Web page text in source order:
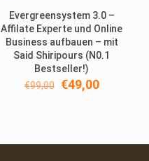
Evergreensystem 3.0 –
Affilate Experte und Online
Business aufbauen – mit
Said Shiripours (N0.1
Bestseller!)
€99,00 Ursprünglicher
€49,00Aktueller